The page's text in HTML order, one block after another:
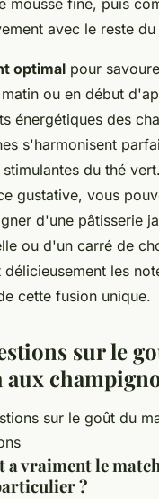
mousse fine, puis
avec le reste
optimal pour
ou en début
énergétiques des
s'harmonisent
du thé
gustative, vous
d'une pâtisserie
ou d'un carré de
les
cette fusion unique.
sur le
aux
a vraiment le
?